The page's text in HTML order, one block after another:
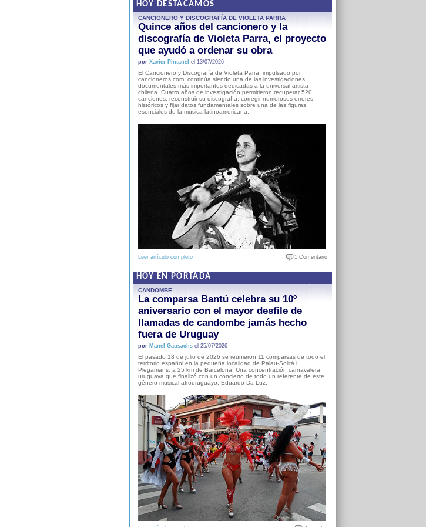
HOY DESTACAMOS
CANCIONERO Y DISCOGRAFÍA DE VIOLETA PARRA
Quince años del cancionero y la
discografía de Violeta Parra, el proyecto
que ayudó a ordenar su obra
por Xavier Pintanel el 13/07/2026
El Cancionero y Discografía de Violeta Parra, impulsado por
cancioneros.com, continúa siendo una de las investigaciones
documentales más importantes dedicadas a la universal artista
chilena. Cuatro años de investigación permitieron recuperar 520
canciones, reconstruir su discografía, corregir numerosos errores
históricos y fijar datos fundamentales sobre una de las figuras
esenciales de la música latinoamericana.
Leer artículo completo 1 Comentario
HOY EN PORTADA
CANDOMBE
La comparsa Bantú celebra su 10º
aniversario con el mayor desfile de
llamadas de candombe jamás hecho
fuera de Uruguay
por Manel Gausachsel 25/07/2026
El pasado 18 de julio de 2026 se reunieron 11 comparsas de todo el
territorio español en la pequeña localidad de Palau-Solità i
Plegamans, a 25 km de Barcelona. Una concentración carnavalera
uruguaya que finalizó con un concierto de todo un referente de este
género musical afrouruguayo, Eduardo Da Luz.